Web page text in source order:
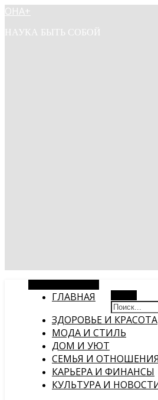
ОНА+
НАУКА БЫТЬ СОБОЙ
ГЛАВНАЯ
ЗДОРОВЬЕ И КРАСОТА
МОДА И СТИЛЬ
ДОМ И УЮТ
СЕМЬЯ И ОТНОШЕНИЯ
КАРЬЕРА И ФИНАНСЫ
КУЛЬТУРА И